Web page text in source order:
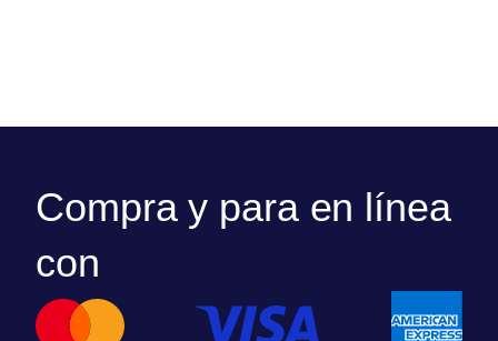
Compra y para en línea
con